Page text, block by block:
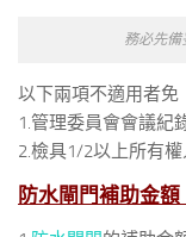
務必先備
以下兩項不適用者免
1.管理委員會會議紀
2.檢具1/2以上所有
防水閘門補助金額